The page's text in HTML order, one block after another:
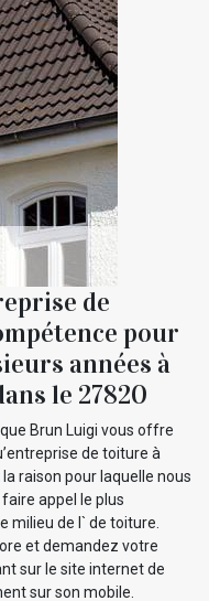
de
pour
années à
le 27820
Brun Luigi vous offre
de toiture à
raison pour laquelle nous
appel le plus
milieu de l` de toiture.
et demandez votre
sur le site internet de
sur son mobile.